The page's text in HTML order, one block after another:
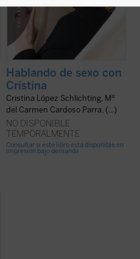
Hablando de sexo con
Cristina
Cristina López Schlichting, Mª
del Carmen Cardoso Parra, (...)
NO DISPONIBLE
TEMPORALMENTE
Consultar si este libro está disponible en
impresión bajo demanda